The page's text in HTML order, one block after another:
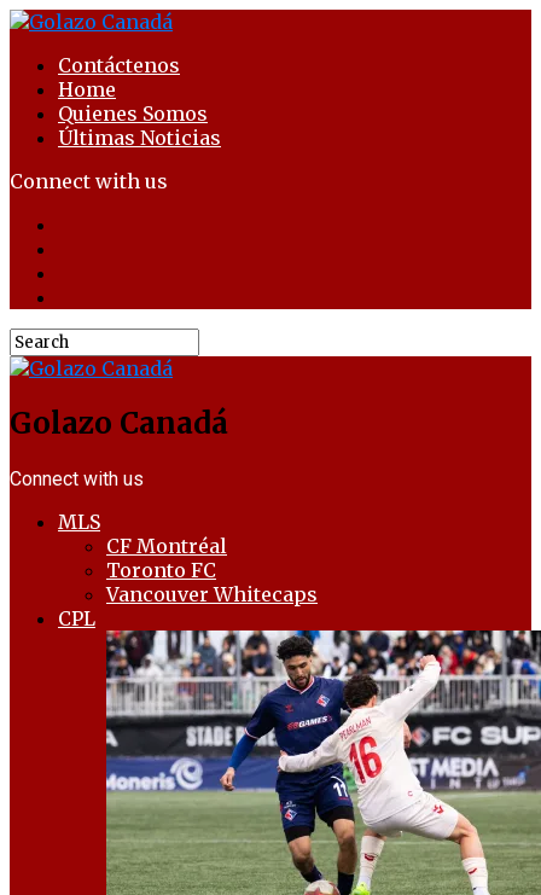
Contáctenos
Home
Quienes Somos
Últimas Noticias
Connect with us
Golazo Canadá
Connect with us
MLS
CF Montréal
Toronto FC
Vancouver Whitecaps
CPL